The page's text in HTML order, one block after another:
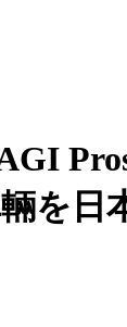
を日